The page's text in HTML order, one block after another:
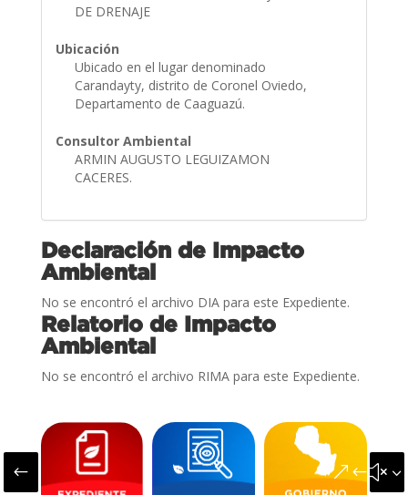
DE DRENAJE
Ubicación
Ubicado en el lugar denominado
Carandayty, distrito de Coronel Oviedo,
Departamento de Caaguazú.
Consultor Ambiental
ARMIN AUGUSTO LEGUIZAMON
CACERES.
Declaración de Impacto
Ambiental
No se encontró el archivo DIA para este Expediente.
Relatorio de Impacto
Ambiental
No se encontró el archivo RIMA para este Expediente.
#